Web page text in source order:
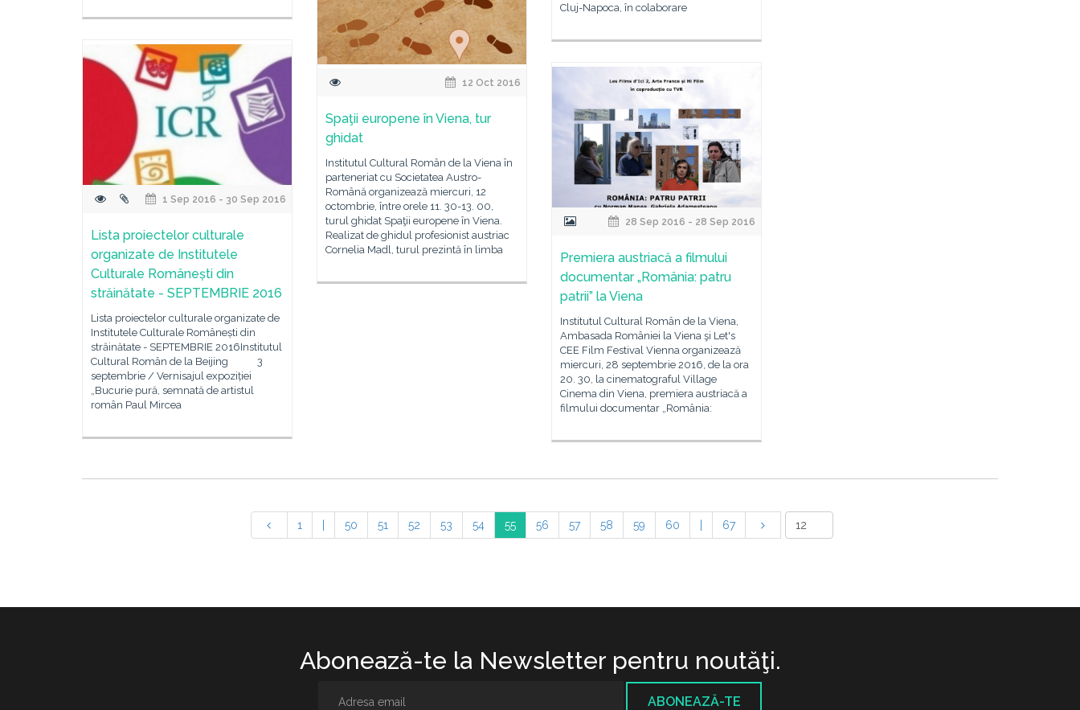
Cluj-Napoca, în colaborare
12 Oct 2016
Spaţii europene în Viena, tur
ghidat
Institutul Cultural Român de la Viena în
parteneriat cu Societatea Austro-
Română organizează miercuri, 12
octombrie, între orele 11. 30-13. 00,
turul ghidat Spaţii europene în Viena.
Realizat de ghidul profesionist austriac
Cornelia Madl, turul prezintă în limba
1 Sep 2016 - 30 Sep 2016
Lista proiectelor culturale
organizate de Institutele
Culturale Românești din
străinătate - SEPTEMBRIE 2016
Lista proiectelor culturale organizate de
Institutele Culturale Românești din
străinătate - SEPTEMBRIE 2016Institutul
Cultural Român de la Beijing 3
septembrie / Vernisajul expoziției
„Bucurie pură, semnată de artistul
român Paul Mircea
28 Sep 2016 - 28 Sep 2016
Premiera austriacă a filmului
documentar „România: patru
patrii” la Viena
Institutul Cultural Român de la Viena,
Ambasada României la Viena şi Let's
CEE Film Festival Vienna organizează
miercuri, 28 septembrie 2016, de la ora
20. 30, la cinematograful Village
Cinema din Viena, premiera austriacă a
filmului documentar „România:
1 50 51 52 53 54 55 56 57 58 59 60 67
Abonează-te la Newsletter pentru noutăţi.
ABONEAZĂ-TE